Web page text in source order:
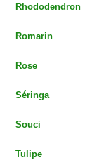
Rhododendron
Romarin
Rose
Séringa
Souci
Tulipe